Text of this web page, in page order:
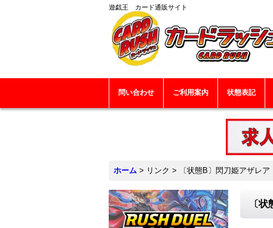
遊戯王 カード通販サイト
問い合わせ ご利用案内 状態表記
ホーム > リンク > 〔状態B〕閃刀姫アザレ
〔